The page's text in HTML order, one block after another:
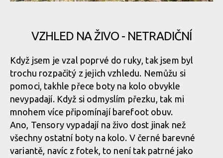
VZHLED NA ŽIVO - NETRADIČNÍ
Když jsem je vzal poprvé do ruky, tak jsem byl
trochu rozpačitý z jejich vzhledu. Nemůžu si
pomoci, takhle přece boty na kolo obvykle
nevypadají. Když si odmyslím přezku, tak mi
mnohem více připomínají barefoot obuv.
Ano, Tensory vypadají na živo dost jinak než
všechny ostatní boty na kolo. V černé barevné
variantě, navíc z fotek, to není tak patrné jako